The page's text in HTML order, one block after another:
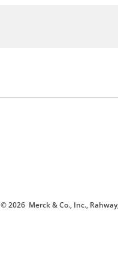
© 2026 Merck & Co., Inc.,